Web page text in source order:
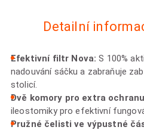
Detailní
Efektivní filtr Nova:S 100%
nadouvání sáčku a zabraňuje
stolicí.
Dvě komory pro extra
ileostomiky pro efektivní
Pružné čelisti ve výpustné